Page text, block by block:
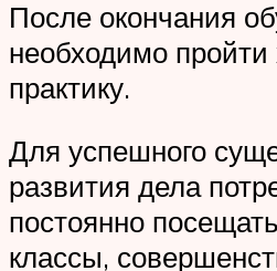
После окончания
необходимо
практику.
Для успешного
развития дела
постоянно
классы,